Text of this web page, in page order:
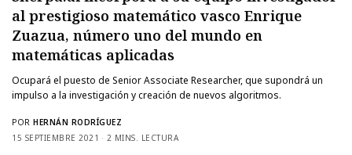
al prestigioso matemático vasco Enrique
Zuazua, número uno del mundo en
matemáticas aplicadas
Ocupará el puesto de Senior Associate Researcher, que supondrá un
impulso a la investigación y creación de nuevos algoritmos.
POR HERNÁN RODRÍGUEZ
15 SEPTIEMBRE 2021
2 MINS. LECTURA